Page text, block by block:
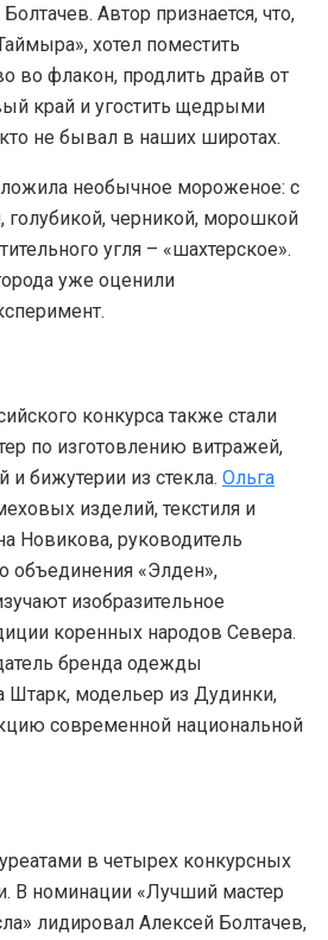
Автор признается, что,
хотел поместить
во флакон, продлить драйв от
край и угостить щедрыми
не бывал в наших широтах.
необычное мороженое: с
голубикой, черникой, морошкой
угля – «шахтерское».
уже оценили
конкурса также стали
по изготовлению витражей,
и бижутерии из стекла. Ольга
изделий, текстиля и
Новикова, руководитель
объединения «Элден»,
изобразительное
коренных народов Севера.
бренда одежды
Штарк, модельер из Дудинки,
современной национальной
в четырех конкурсных
В номинации «Лучший мастер
лидировал Алексей Болтачев,